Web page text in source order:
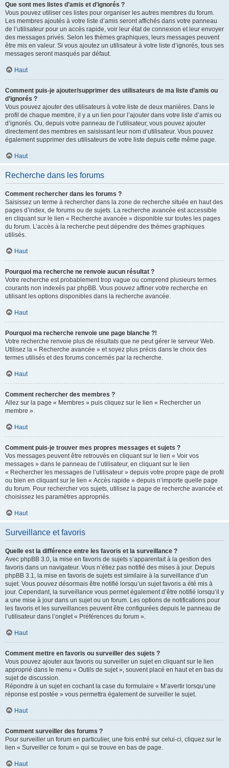
Que sont mes listes d’amis et d’ignorés ?
Vous pouvez utiliser ces listes pour organiser les autres membres du forum.
Les membres ajoutés à votre liste d’amis seront affichés dans votre panneau
de l’utilisateur pour un accès rapide, voir leur état de connexion et leur envoyer
des messages privés. Selon les thèmes graphiques, leurs messages peuvent
être mis en valeur. Si vous ajoutez un utilisateur à votre liste d’ignorés, tous ses
messages seront masqués par défaut.
Haut
Comment puis-je ajouter/supprimer des utilisateurs de ma liste d’amis ou
d’ignorés ?
Vous pouvez ajouter des utilisateurs à votre liste de deux manières. Dans le
profil de chaque membre, il y a un lien pour l’ajouter dans votre liste d’amis ou
d’ignorés. Ou, depuis votre panneau de l’utilisateur, vous pouvez ajouter
directement des membres en saisissant leur nom d’utilisateur. Vous pouvez
également supprimer des utilisateurs de votre liste depuis cette même page.
Haut
Recherche dans les forums
Comment rechercher dans les forums ?
Saisissez un terme à rechercher dans la zone de recherche située en haut des
pages d’index, de forums ou de sujets. La recherche avancée est accessible
en cliquant sur le lien « Recherche avancée » disponible sur toutes les pages
du forum. L’accès à la recherche peut dépendre des thèmes graphiques
utilisés.
Haut
Pourquoi ma recherche ne renvoie aucun résultat ?
Votre recherche est probablement trop vague ou comprend plusieurs termes
courants non indexés par phpBB. Vous pouvez affiner votre recherche en
utilisant les options disponibles dans la recherche avancée.
Haut
Pourquoi ma recherche renvoie une page blanche ?!
Votre recherche renvoie plus de résultats que ne peut gérer le serveur Web.
Utilisez la « Recherche avancée » et soyez plus précis dans le choix des
termes utilisés et des forums concernés par la recherche.
Haut
Comment rechercher des membres ?
Allez sur la page « Membres » puis cliquez sur le lien « Rechercher un
membre ».
Haut
Comment puis-je trouver mes propres messages et sujets ?
Vos messages peuvent être retrouvés en cliquant sur le lien « Voir vos
messages » dans le panneau de l’utilisateur, en cliquant sur le lien
« Rechercher les messages de l’utilisateur » depuis votre propre page de profil
ou bien en cliquant sur le lien « Accès rapide » depuis n’importe quelle page
du forum. Pour rechercher vos sujets, utilisez la page de recherche avancée et
choisissez les paramètres appropriés.
Haut
Surveillance et favoris
Quelle est la différence entre les favoris et la surveillance ?
Avec phpBB 3.0, la mise en favoris de sujets s’apparentait à la gestion des
favoris dans un navigateur. Vous n’étiez pas notifié des mises à jour. Depuis
phpBB 3.1, la mise en favoris de sujets est similaire à la surveillance d’un
sujet. Vous pouvez désormais être notifié lorsqu’un sujet favoris a été mis à
jour. Cependant, la surveillance vous permet également d’être notifié lorsqu’il y
a une mise à jour dans un sujet ou un forum. Les options de notifications pour
les favoris et les surveillances peuvent être configurées depuis le panneau de
l’utilisateur dans l’onglet « Préférences du forum ».
Haut
Comment mettre en favoris ou surveiller des sujets ?
Vous pouvez ajouter aux favoris ou surveiller un sujet en cliquant sur le lien
approprié dans le menu « Outils de sujet », souvent placé en haut et en bas du
sujet de discussion.
Répondre à un sujet en cochant la case du formulaire « M’avertir lorsqu’une
réponse est postée » vous permettra également de surveiller le sujet.
Haut
Comment surveiller des forums ?
Pour surveiller un forum en particulier, une fois entré sur celui-ci, cliquez sur le
lien « Surveiller ce forum » qui se trouve en bas de page.
Haut